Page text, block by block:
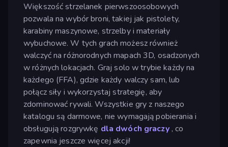
Większość strzelanek pierwszoosobowych
pozwala na wybór broni, takiej jak pistolety,
karabiny maszynowe, strzelby i materiały
wybuchowe. W tych grach możesz również
walczyć na różnorodnych mapach 3D, osadzonych
w różnych lokacjach. Graj solo w trybie każdy na
każdego (FFA), gdzie każdy walczy sam, lub
połącz siły i wykorzystaj strategię, aby
zdominować rywali. Wszystkie gry z naszego
katalogu są darmowe, nie wymagają pobierania i
obsługują rozgrywkę dla dwóch graczy, co
zapewnia jeszcze więcej akcji!